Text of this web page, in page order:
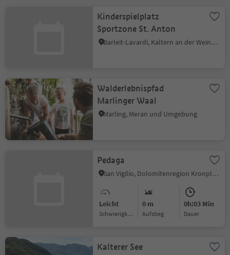
Kinderspielplatz
Sportzone St. Anton
Barleit-Lavardi, Kaltern an der Weinstraße, Südtiroler Weinstraße
Walderlebnispfad
Marlinger Waal
Marling, Meran und Umgebung
Pedaga
San Vigilio, Dolomitenregion Kronplatz
Leicht
Schwierigkeitsgrad
0 m
Aufstieg
0h:03 Min
Dauer
Kalterer See